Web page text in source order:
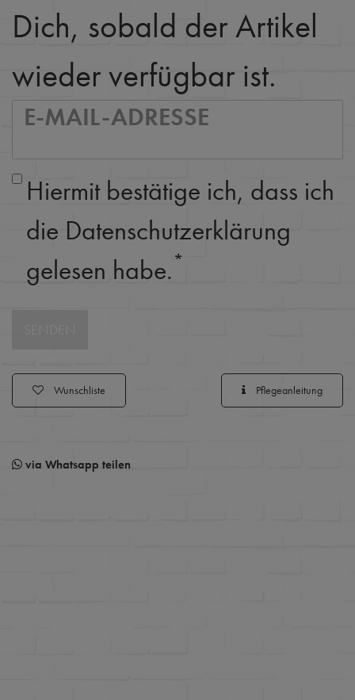
Dich, sobald der Artikel
wieder verfügbar ist.
E-MAIL-ADRESSE
Hiermit bestätige ich, dass ich
die Daten­schutz­erklärung
gelesen habe.*
Wunschliste Pflegeanleitung
via Whatsapp teilen